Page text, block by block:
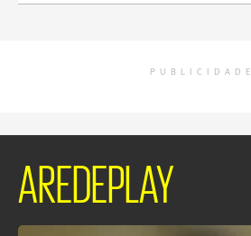
PUBLICIDADE
AREDEPLAY